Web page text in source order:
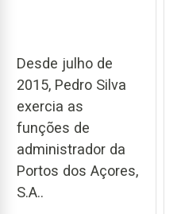
Desde julho de
2015, Pedro Silva
exercia as
funções de
administrador da
Portos dos Açores,
S.A..